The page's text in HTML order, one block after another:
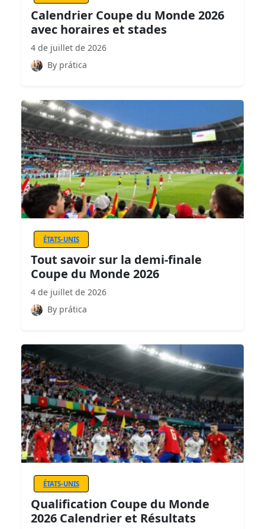
Calendrier Coupe du Monde 2026
avec horaires et stades
4 de juillet de 2026
By prática
ÉTATS-UNIS
Tout savoir sur la demi-finale
Coupe du Monde 2026
4 de juillet de 2026
By prática
ÉTATS-UNIS
Qualification Coupe du Monde
2026 Calendrier et Résultats